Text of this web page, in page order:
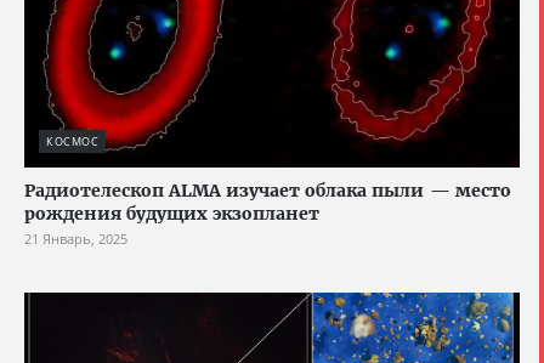
КОСМОС
Радиотелескоп ALMA изучает облака пыли — место
рождения будущих экзопланет
21 Январь, 2025